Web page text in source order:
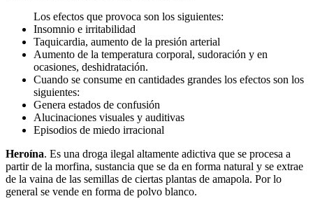
Los efectos que provoca son los siguientes:
Insomnio e irritabilidad
Taquicardia, aumento de la presión arterial
Aumento de la temperatura corporal, sudoración y en
ocasiones, deshidratación.
Cuando se consume en cantidades grandes los efectos son los
siguientes:
Genera estados de confusión
Alucinaciones visuales y auditivas
Episodios de miedo irracional
Heroína. Es una droga ilegal altamente adictiva que se procesa a
partir de la morfina, sustancia que se da en forma natural y se extrae
de la vaina de las semillas de ciertas plantas de amapola. Por lo
general se vende en forma de polvo blanco.